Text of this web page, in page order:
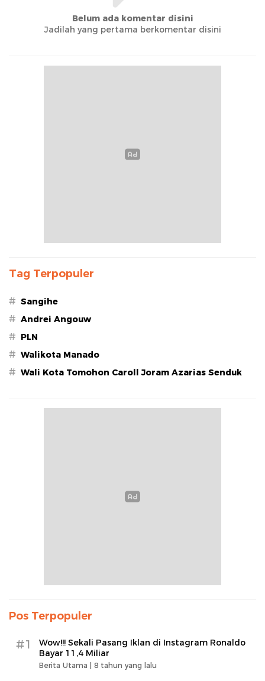
Belum ada komentar disini
Jadilah yang pertama berkomentar disini
Tag Terpopuler
# Sangihe
# Andrei Angouw
# PLN
# Walikota Manado
# Wali Kota Tomohon Caroll Joram Azarias Senduk
Pos Terpopuler
#1
Wow!!! Sekali Pasang Iklan di Instagram Ronaldo
Bayar 11,4 Miliar
Berita Utama | 8 tahun yang lalu